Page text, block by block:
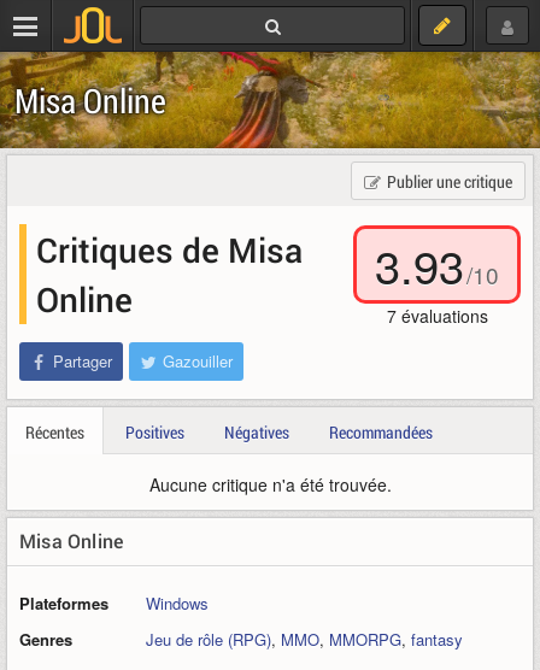
Misa Online
Publier une critique
3.93/10
7évaluations
Critiques de Misa
Online
Partager Gazouiller
Récentes Positives Négatives Recommandées
Aucune critique n'a été trouvée.
Misa Online
Plateformes
Windows
Genres
Jeu de rôle (RPG), MMO, MMORPG, fantasy